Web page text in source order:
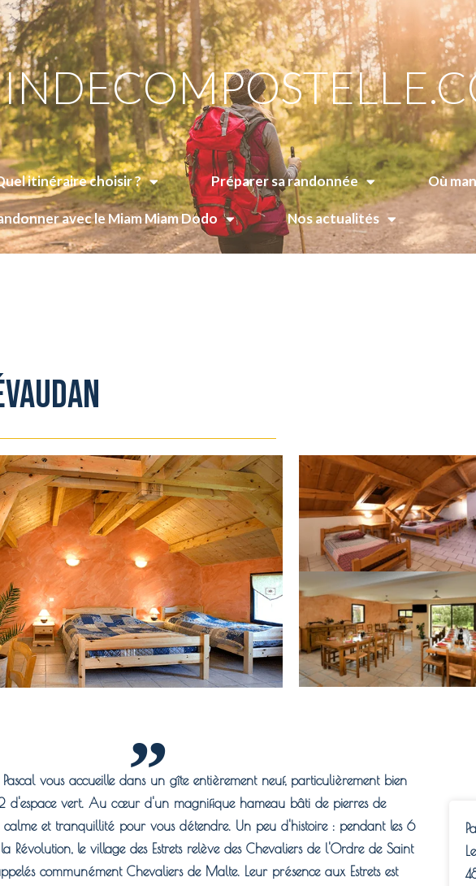
itinéraire choisir ? Préparer sa randonnée Où
avec le Miam Miam Dodo Nos actualités
vous accueille dans un gîte entièrement neuf, particulièrement bien
vert. Au cœur d'un magnifique hameau bâti de pierres de
calme et tranquillité pour vous détendre. Un peu d'histoire : pendant les 6
Révolution, le village des Estrets relève des Chevaliers de l'Ordre de Saint
communément Chevaliers de Malte. Leur présence aux Estrets est